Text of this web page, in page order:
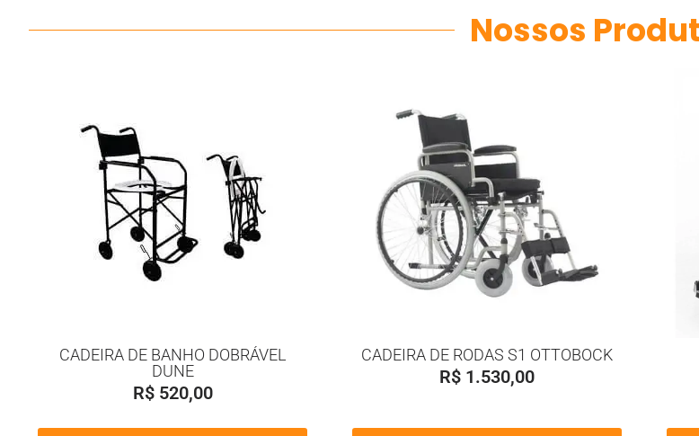
Nossos
CADEIRA DE BANHO DOBRÁVEL
DUNE
R$520,00
CADEIRA DE RODAS S1 OTTOBOCK
R$ 1.530,00